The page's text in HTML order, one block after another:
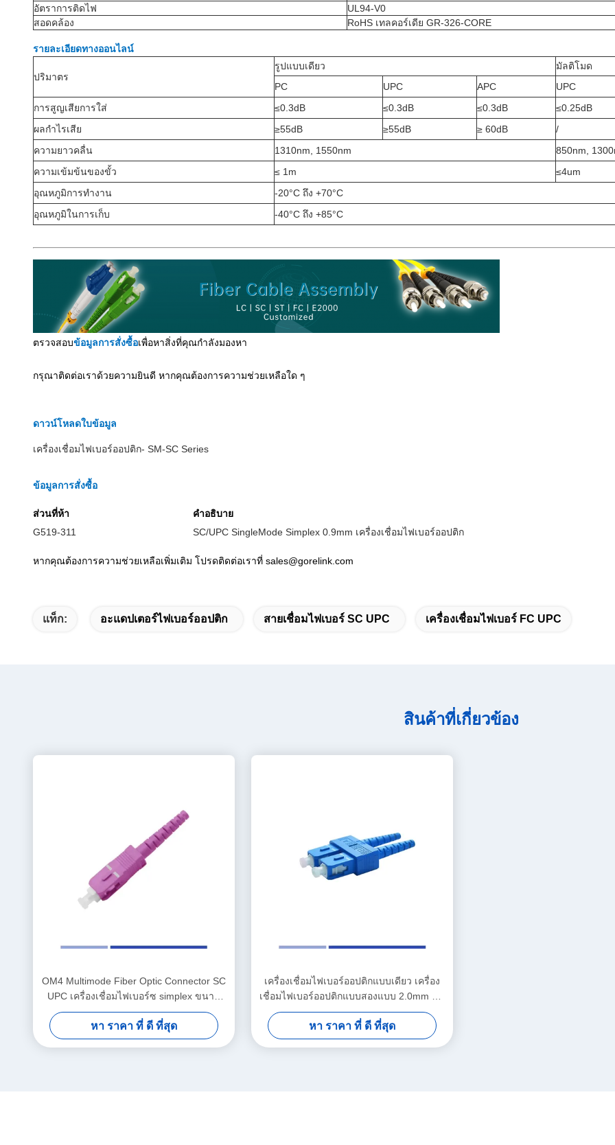
อัตราการติดไฟ
UL94-V0
สอดคล้อง
RoHS เทลคอร์เดีย GR-326-CORE
รายละเอียดทางออนไลน์
ปริมาตร
รูปแบบเดียว
มัลติโมด
PC
UPC APC
UPC
การสูญเสียการใส่
≤0.3dB ≤0.3dB ≤0.3dB
≤0.25dB
ผลกําไรเสีย
≥55dB ≥55dB ≥ 60dB
/
ความยาวคลื่น
1310nm, 1550nm
850nm,
ความเข้มข้นของขั้ว
≤ 1m
≤4um
อุณหภูมิการทํางาน
-20°C ถึง +70°C
อุณหภูมิในการเก็บ
-40°C ถึง +85°C
ตรวจสอบข้อมูลการสั่งซื้อเพื่อหาสิ่งที่คุณกําลังมองหา
กรุณาติดต่อเราด้วยความยินดี หากคุณต้องการความช่วยเหลือใด ๆ
ดาวน์โหลดใบข้อมูล
เครื่องเชื่อมไฟเบอร์ออปติก- SM-SC Series
ข้อมูลการสั่งซื้อ
ส่วนที่ห้า
คําอธิบาย
G519-311
SC/UPC SingleMode Simplex 0.9mm เครื่องเชื่อมไฟเบอร์ออปติก
หากคุณต้องการความช่วยเหลือเพิ่มเติม โปรดติดต่อเราที่ sales@gorelink.com
แท็ก: อะแดปเตอร์ไฟเบอร์ออปติก สายเชื่อมไฟเบอร์ SC UPC เครื่องเชื่อมไฟเบอร์ FC UPC
สินค้าที่เกี่ยวข้อง
OM4 Multimode Fiber Optic Connector SC
UPC เครื่องเชื่อมไฟเบอร์ซ simplex ขนาด
2.0mm
หา ราคา ที่ ดี ที่สุด
เครื่องเชื่อมไฟเบอร์ออปติกแบบเดียว เครื่อง
เชื่อมไฟเบอร์ออปติกแบบสองแบบ 2.0mm SC
UPC
หา ราคา ที่ ดี ที่สุด